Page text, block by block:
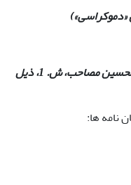
دایره المعارف فارسی (1380)، زیر نظر غلامحسین مصاحب، ش. 1، ذیل